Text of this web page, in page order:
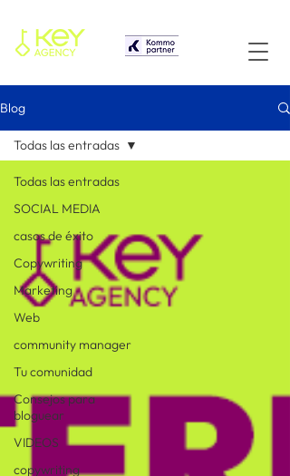
Blog
Todas las entradas
SOCIAL MEDIA
casos de éxito
Copywriting
Marketing
Web
community manager
Tu comunidad
Consejos para
bloguear
VIDEOS
copywriting
Todas las entradas